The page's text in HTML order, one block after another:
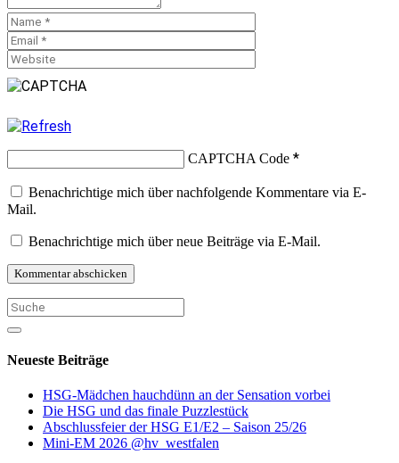
CAPTCHA Code *
Benachrichtige mich über nachfolgende Kommentare via E-
Mail.
Benachrichtige mich über neue Beiträge via E-Mail.
Neueste Beiträge
HSG-Mädchen hauchdünn an der Sensation vorbei
Die HSG und das finale Puzzlestück
Abschlussfeier der HSG E1/E2 – Saison 25/26
Mini-EM 2026 @hv_westfalen